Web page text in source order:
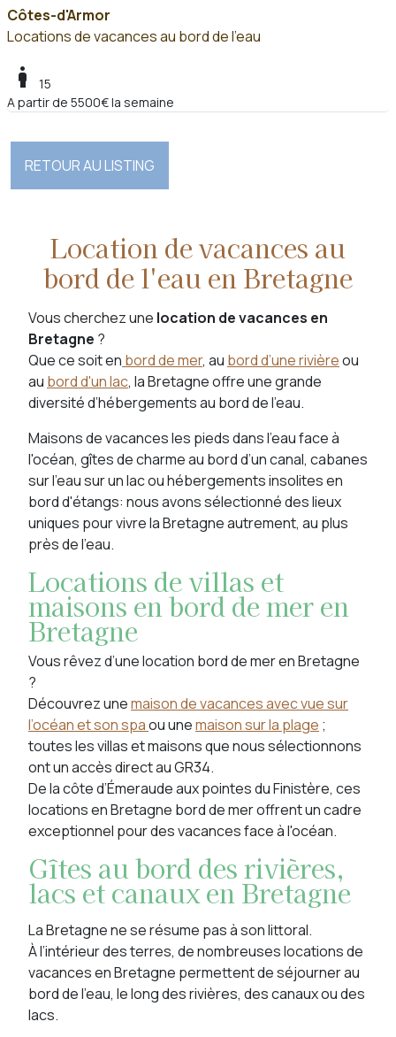
Location de vacances au
bord de l'eau en Bretagne
Vous cherchez une location de vacances en
Bretagne ?
Que ce soit en bord de mer, au bord d’une rivièreou
au bord d'un lac, la Bretagne offre une grande
diversité d’hébergements au bord de l’eau.
Maisons de vacances les pieds dans l’eau face à
l'océan, gîtes de charme au bord d’un canal, cabanes
sur l’eau sur un lac ou hébergements insolites en
bord d'étangs: nous avons sélectionné des lieux
uniques pour vivre la Bretagne autrement, au plus
près de l’eau.
Locations de villas et
maisons en bord de mer en
Bretagne
Vous rêvez d’une location bord de mer en Bretagne
?
Découvrez unemaison de vacances avec vue sur
l’océan et son spaou unemaison sur la plage ;
toutes les villas et maisons que nous sélectionnons
ont un accès direct au GR34.
De la côte d’Émeraude aux pointes du Finistère, ces
locations en Bretagne bord de mer offrent un cadre
exceptionnel pour des vacances face à l'océan.
Gîtes au bord des rivières,
lacs et canaux en Bretagne
La Bretagne ne se résume pas à son littoral.
À l’intérieur des terres, de nombreuses locations de
vacances en Bretagne permettent de séjourner au
bord de l’eau, le long des rivières, des canaux ou des
lacs.
Côtes-d'Armor
Locations de vacances au bord de l'eau
boy
15
A partir de 5500€ la semaine
RETOUR AU LISTING